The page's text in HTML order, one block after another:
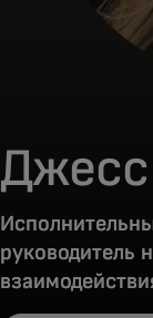
Джесс
руководитель